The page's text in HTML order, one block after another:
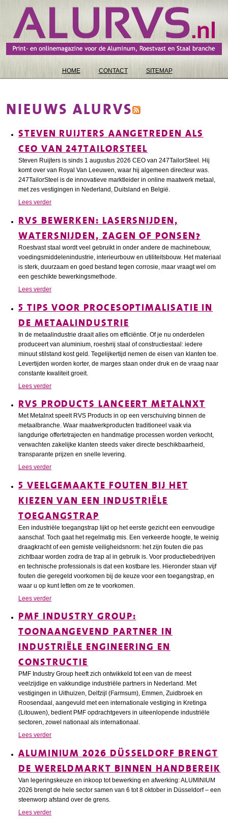
HOME CONTACT SITEMAP
NIEUWS ALURVS
STEVEN RUIJTERS AANGETREDEN ALS
CEO VAN 247TAILORSTEEL
Steven Ruijters is sinds 1 augustus 2026 CEO van 247TailorSteel. Hij
komt over van Royal Van Leeuwen, waar hij algemeen directeur was.
247TailorSteel is de innovatieve marktleider in online maatwerk metaal,
met zes vestigingen in Nederland, Duitsland en België.
Lees verder
RVS BEWERKEN: LASERSNIJDEN,
WATERSNIJDEN, ZAGEN OF PONSEN?
Roestvast staal wordt veel gebruikt in onder andere de machinebouw,
voedingsmiddelenindustrie, interieurbouw en utiliteitsbouw. Het materiaal
is sterk, duurzaam en goed bestand tegen corrosie, maar vraagt wel om
een geschikte bewerkingsmethode.
Lees verder
5 TIPS VOOR PROCESOPTIMALISATIE IN
DE METAALINDUSTRIE
In de metaalindustrie draait alles om efficiëntie. Of je nu onderdelen
produceert van aluminium, roestvrij staal of constructiestaal: iedere
minuut stilstand kost geld. Tegelijkertijd nemen de eisen van klanten toe.
Levertijden worden korter, de marges staan onder druk en de vraag naar
constante kwaliteit groeit.
Lees verder
RVS PRODUCTS LANCEERT METALNXT
Met Metalnxt speelt RVS Products in op een verschuiving binnen de
metaalbranche. Waar maatwerkproducten traditioneel vaak via
langdurige offertetrajecten en handmatige processen worden verkocht,
verwachten zakelijke klanten steeds vaker directe beschikbaarheid,
transparante prijzen en snelle levering.
Lees verder
5 VEELGEMAAKTE FOUTEN BIJ HET
KIEZEN VAN EEN INDUSTRIËLE
TOEGANGSTRAP
Een industriële toegangstrap lijkt op het eerste gezicht een eenvoudige
aanschaf. Toch gaat het regelmatig mis. Een verkeerde hoogte, te weinig
draagkracht of een gemiste veiligheidsnorm: het zijn fouten die pas
zichtbaar worden zodra de trap al in gebruik is. Voor productiebedrijven
en technische professionals is dat een kostbare les. Hieronder staan vijf
fouten die geregeld voorkomen bij de keuze voor een toegangstrap, en
waar u op kunt letten om ze te voorkomen.
Lees verder
PMF INDUSTRY GROUP:
TOONAANGEVEND PARTNER IN
INDUSTRIËLE ENGINEERING EN
CONSTRUCTIE
PMF Industry Group heeft zich ontwikkeld tot een van de meest
veelzijdige en vakkundige industriële partners in Nederland. Met
vestigingen in Uithuizen, Delfzijl (Farmsum), Emmen, Zuidbroek en
Roosendaal, aangevuld met een internationale vestiging in Kretinga
(Litouwen), bedient PMF opdrachtgevers in uiteenlopende industriële
sectoren, zowel nationaal als internationaal.
Lees verder
ALUMINIUM 2026 DÜSSELDORF BRENGT
DE WERELDMARKT BINNEN HANDBEREIK
Van legeringskeuze en inkoop tot bewerking en afwerking: ALUMINIUM
2026 brengt de hele sector samen van 6 tot 8 oktober in Düsseldorf – een
steenworp afstand over de grens.
Lees verder